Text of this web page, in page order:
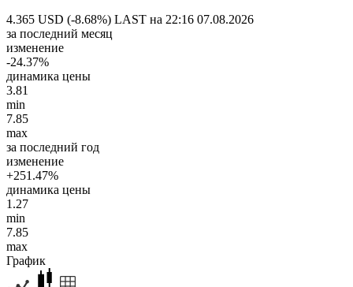
4.365 USD (-8.68%) LAST на 22:16 07.08.2026
за последний месяц
изменение
-24.37%
динамика цены
3.81
min
7.85
max
за последний год
изменение
+251.47%
динамика цены
1.27
min
7.85
max
График